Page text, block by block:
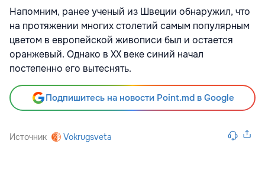
Напомним, ранее ученый из Швеции обнаружил, что
на протяжении многих столетий самым популярным
цветом в европейской живописи был и остается
оранжевый. Однако в XX веке синий начал
постепенно его вытеснять.
Подпишитесь на новости Point.md в Google
Источник Vokrugsveta